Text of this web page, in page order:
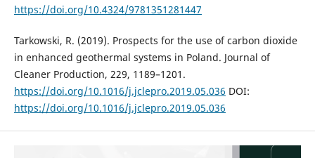
https://doi.org/10.4324/9781351281447
Tarkowski, R. (2019). Prospects for the use of carbon dioxide
in enhanced geothermal systems in Poland. Journal of
Cleaner Production, 229, 1189–1201.
https://doi.org/10.1016/j.jclepro.2019.05.036 DOI:
https://doi.org/10.1016/j.jclepro.2019.05.036